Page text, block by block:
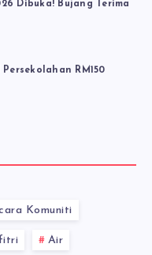
Dibuka! Bujang Terima
RM150
Komuniti
Air